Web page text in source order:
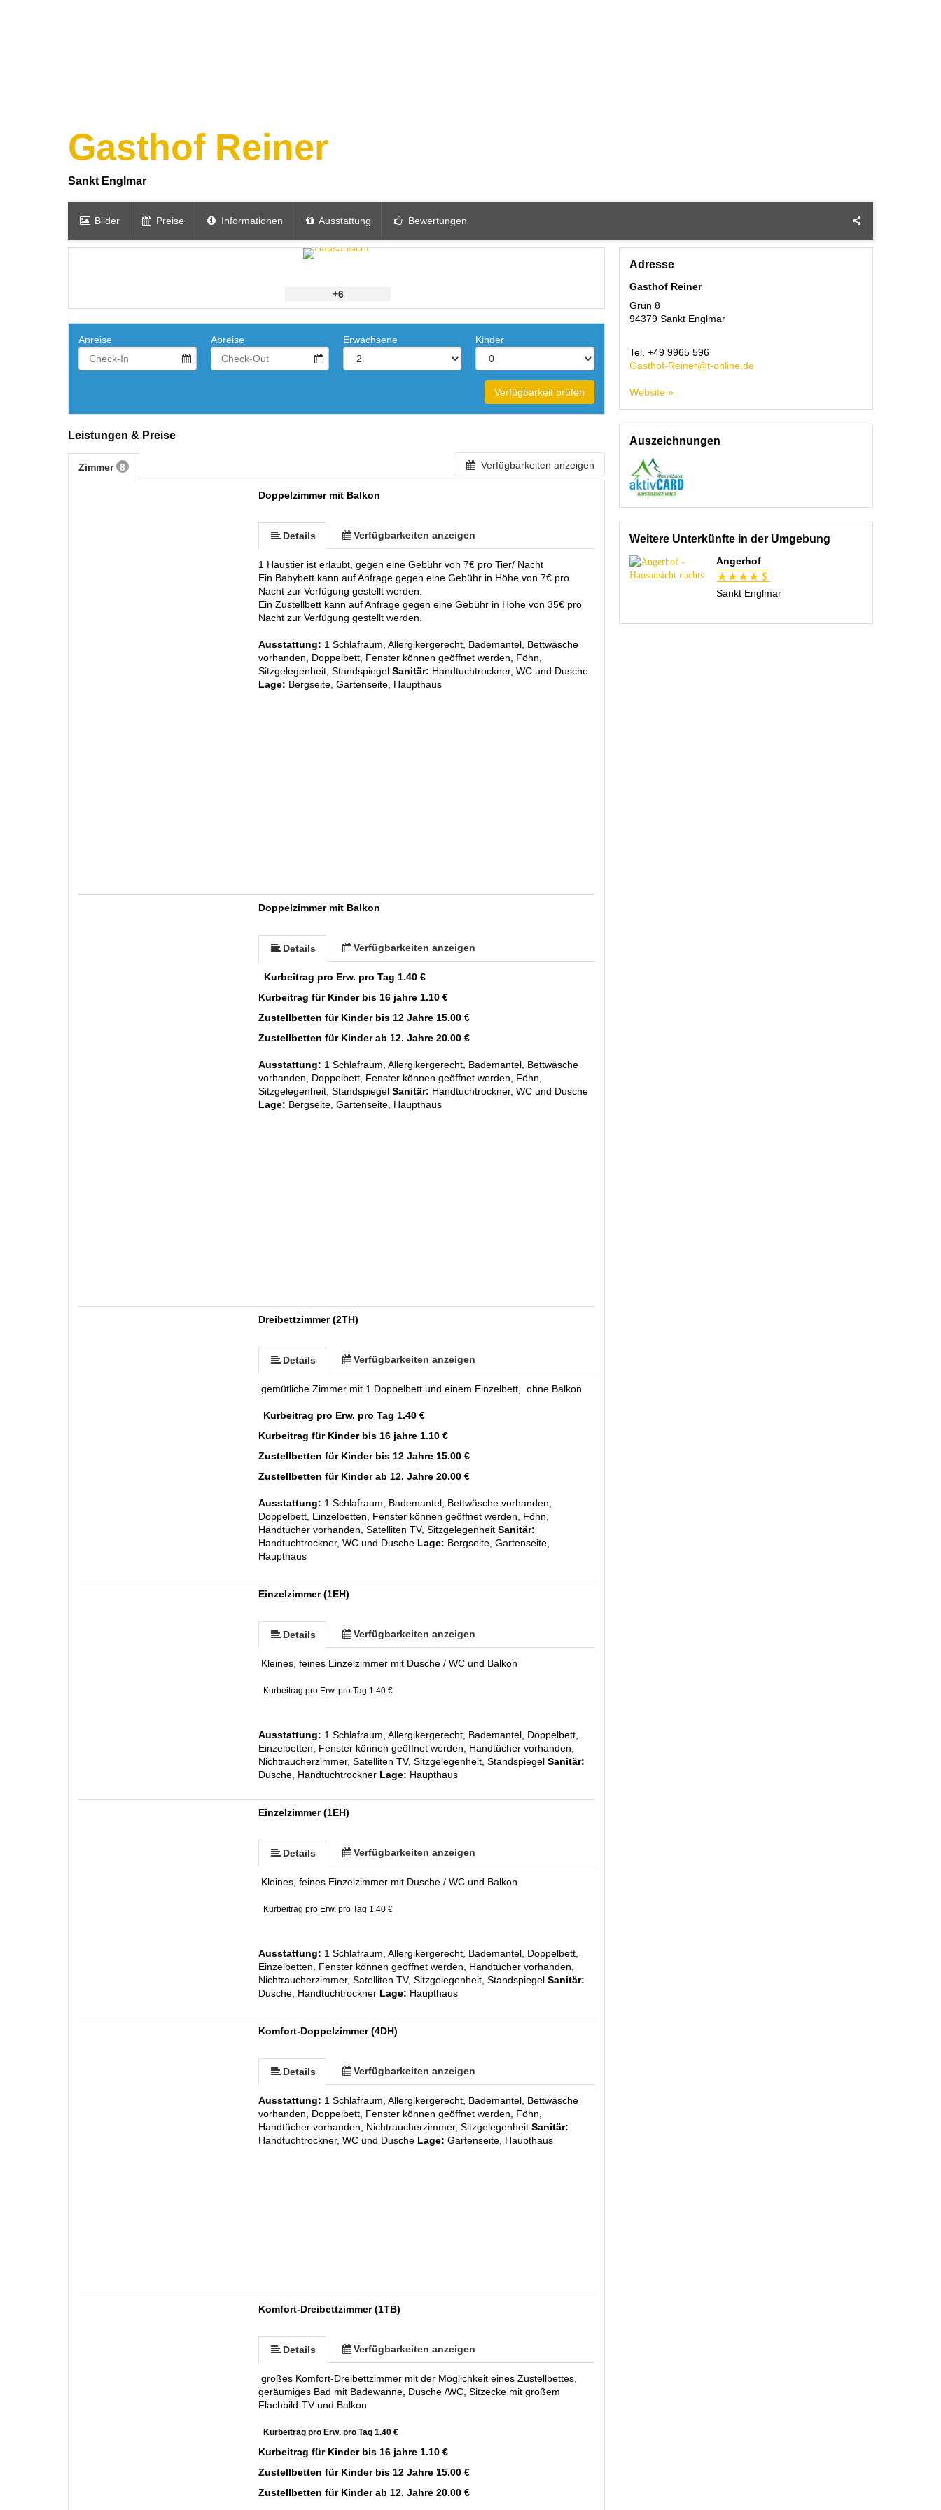
Gasthof Reiner
Sankt Englmar
Bilder Preise Informationen Ausstattung Bewertungen
+6
Anreise Abreise Erwachsene Kinder
Verfügbarkeit prüfen
Verfügbarkeiten anzeigen
Leistungen & Preise
Zimmer 8
Doppelzimmer mit Balkon
Details Verfügbarkeiten anzeigen
1 Haustier ist erlaubt, gegen eine Gebühr von 7€ pro Tier/ Nacht
Ein Babybett kann auf Anfrage gegen eine Gebühr in Höhe von 7€ pro
Nacht zur Verfügung gestellt werden.
Ein Zustellbett kann auf Anfrage gegen eine Gebühr in Höhe von 35€ pro
Nacht zur Verfügung gestellt werden.
Ausstattung: 1 Schlafraum, Allergikergerecht, Bademantel, Bettwäsche
vorhanden, Doppelbett, Fenster können geöffnet werden, Föhn,
Sitzgelegenheit, Standspiegel Sanitär: Handtuchtrockner, WC und Dusche
Lage: Bergseite, Gartenseite, Haupthaus
Doppelzimmer mit Balkon
Details Verfügbarkeiten anzeigen
Kurbeitrag pro Erw. pro Tag 1.40 €
Kurbeitrag für Kinder bis 16 jahre 1.10 €
Zustellbetten für Kinder bis 12 Jahre 15.00 €
Zustellbetten für Kinder ab 12. Jahre 20.00 €
Ausstattung: 1 Schlafraum, Allergikergerecht, Bademantel, Bettwäsche
vorhanden, Doppelbett, Fenster können geöffnet werden, Föhn,
Sitzgelegenheit, Standspiegel Sanitär: Handtuchtrockner, WC und Dusche
Lage: Bergseite, Gartenseite, Haupthaus
Dreibettzimmer (2TH)
Details Verfügbarkeiten anzeigen
gemütliche Zimmer mit 1 Doppelbett und einem Einzelbett, ohne Balkon
Kurbeitrag pro Erw. pro Tag 1.40 €
Kurbeitrag für Kinder bis 16 jahre 1.10 €
Zustellbetten für Kinder bis 12 Jahre 15.00 €
Zustellbetten für Kinder ab 12. Jahre 20.00 €
Ausstattung: 1 Schlafraum, Bademantel, Bettwäsche vorhanden,
Doppelbett, Einzelbetten, Fenster können geöffnet werden, Föhn,
Handtücher vorhanden, Satelliten TV, Sitzgelegenheit Sanitär:
Handtuchtrockner, WC und Dusche Lage: Bergseite, Gartenseite,
Haupthaus
Einzelzimmer (1EH)
Details Verfügbarkeiten anzeigen
Kleines, feines Einzelzimmer mit Dusche / WC und Balkon
Kurbeitrag pro Erw. pro Tag 1.40 €
Ausstattung: 1 Schlafraum, Allergikergerecht, Bademantel, Doppelbett,
Einzelbetten, Fenster können geöffnet werden, Handtücher vorhanden,
Nichtraucherzimmer, Satelliten TV, Sitzgelegenheit, Standspiegel Sanitär:
Dusche, Handtuchtrockner Lage: Haupthaus
Einzelzimmer (1EH)
Details Verfügbarkeiten anzeigen
Kleines, feines Einzelzimmer mit Dusche / WC und Balkon
Kurbeitrag pro Erw. pro Tag 1.40 €
Ausstattung: 1 Schlafraum, Allergikergerecht, Bademantel, Doppelbett,
Einzelbetten, Fenster können geöffnet werden, Handtücher vorhanden,
Nichtraucherzimmer, Satelliten TV, Sitzgelegenheit, Standspiegel Sanitär:
Dusche, Handtuchtrockner Lage: Haupthaus
Komfort-Doppelzimmer (4DH)
Details Verfügbarkeiten anzeigen
Ausstattung: 1 Schlafraum, Allergikergerecht, Bademantel, Bettwäsche
vorhanden, Doppelbett, Fenster können geöffnet werden, Föhn,
Handtücher vorhanden, Nichtraucherzimmer, Sitzgelegenheit Sanitär:
Handtuchtrockner, WC und Dusche Lage:Gartenseite, Haupthaus
Komfort-Dreibettzimmer (1TB)
Details Verfügbarkeiten anzeigen
großes Komfort-Dreibettzimmer mit der Möglichkeit eines Zustellbettes,
geräumiges Bad mit Badewanne, Dusche /WC, Sitzecke mit großem
Flachbild-TV und Balkon
Kurbeitrag pro Erw. pro Tag 1.40 €
Kurbeitrag für Kinder bis 16 jahre 1.10 €
Zustellbetten für Kinder bis 12 Jahre 15.00 €
Zustellbetten für Kinder ab 12. Jahre 20.00 €
Adresse
Gasthof Reiner
Grün 8
94379 Sankt Englmar
Tel. +49 9965 596
Gasthof-Reiner@t-online.de
Website »
Auszeichnungen
Weitere Unterkünfte in der Umgebung
Angerhof
Sankt Englmar